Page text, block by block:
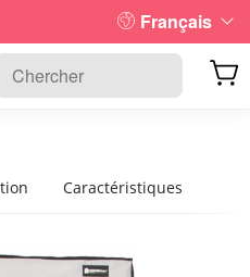
Français
Caractéristiques